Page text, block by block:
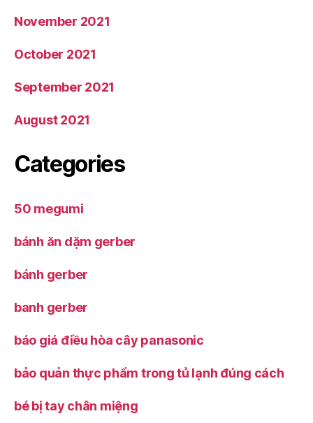
November 2021
October 2021
September 2021
August 2021
Categories
50 megumi
bánh ăn dặm gerber
bánh gerber
banh gerber
báo giá điều hòa cây panasonic
bảo quản thực phẩm trong tủ lạnh đúng cách
bé bị tay chân miệng